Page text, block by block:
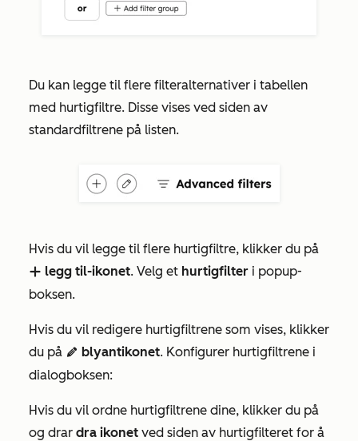
Du kan legge til flere filteralternativer i tabellen
med hurtigfiltre. Disse vises ved siden av
standardfiltrene på listen.
Hvis du vil legge til flere hurtigfiltre, klikker du på
addIcon legg til-ikonet. Velg et hurtigfilter i popup-
boksen.
Hvis du vil redigere hurtigfiltrene som vises, klikker
du på edit blyantikonet. Konfigurer hurtigfiltrene i
dialogboksen:
Hvis du vil ordne hurtigfiltrene dine, klikker du på
og drar dra ikonet ved siden av hurtigfilteret for å